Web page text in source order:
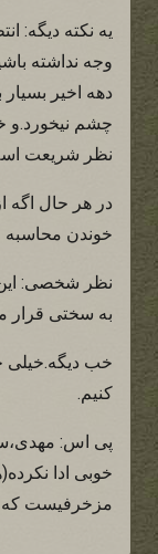
یه نکته دیگه:
وجه نداشته
دهه اخیر
چشم نیخورد.و
نظر شریعت
در هر حال اگه
خوندن محاسبه
نظر شخصی:
به سختی قرار
خب دیگه.خیلی
کنیم.
پی اس:
خوبی ادا
مزخرفیست که